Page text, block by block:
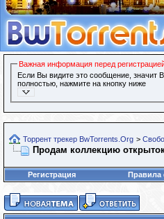
Важная информация перед
Если Вы видите это сообщение, значит
полностью, нажмите на кнопку ниже
Торрент трекер BwTorrents.Org >
Продам коллекцию
Регистрация Правила